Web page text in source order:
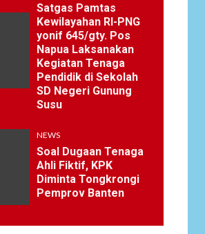
Satgas Pamtas
Kewilayahan RI-PNG
yonif 645/gty. Pos
Napua Laksanakan
Kegiatan Tenaga
Pendidik di Sekolah
SD Negeri Gunung
Susu
NEWS
Soal Dugaan Tenaga
Ahli Fiktif, KPK
Diminta Tongkrongi
Pemprov Banten